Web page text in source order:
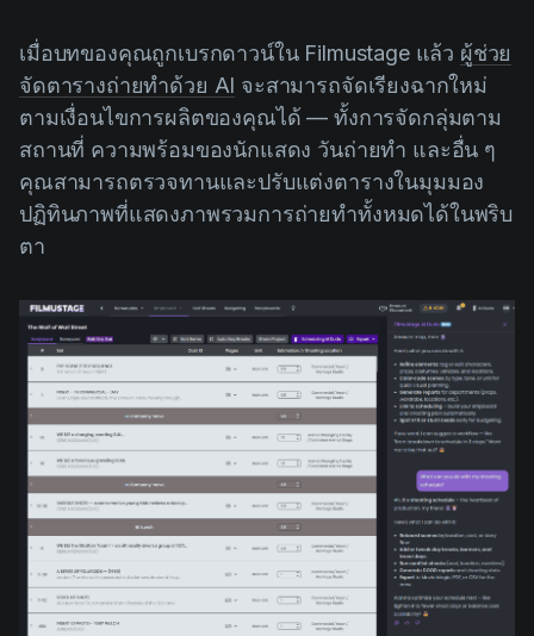
เมื่อบทของคุณถูกเบรกดาวน์ใน Filmustage แล้ว ผู้ช่วย
จัดตารางถ่ายทำด้วย AI จะสามารถจัดเรียงฉากใหม่
ตามเงื่อนไขการผลิตของคุณได้ — ทั้งการจัดกลุ่มตาม
สถานที่ ความพร้อมของนักแสดง วันถ่ายทำ และอื่น ๆ
คุณสามารถตรวจทานและปรับแต่งตารางในมุมมอง
ปฏิทินภาพที่แสดงภาพรวมการถ่ายทำทั้งหมดได้ในพริบ
ตา